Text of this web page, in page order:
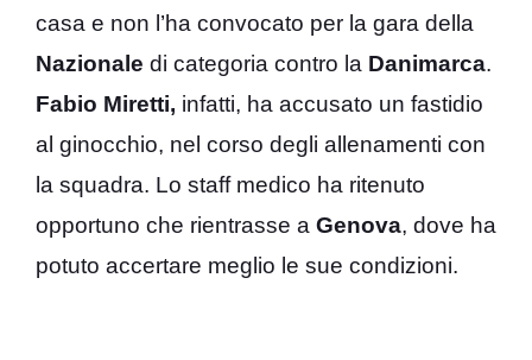
casa e non l’ha convocato per la gara della
Nazionale di categoria contro la Danimarca.
Fabio Miretti, infatti, ha accusato un fastidio
al ginocchio, nel corso degli allenamenti con
la squadra. Lo staff medico ha ritenuto
opportuno che rientrasse a Genova, dove ha
potuto accertare meglio le sue condizioni.